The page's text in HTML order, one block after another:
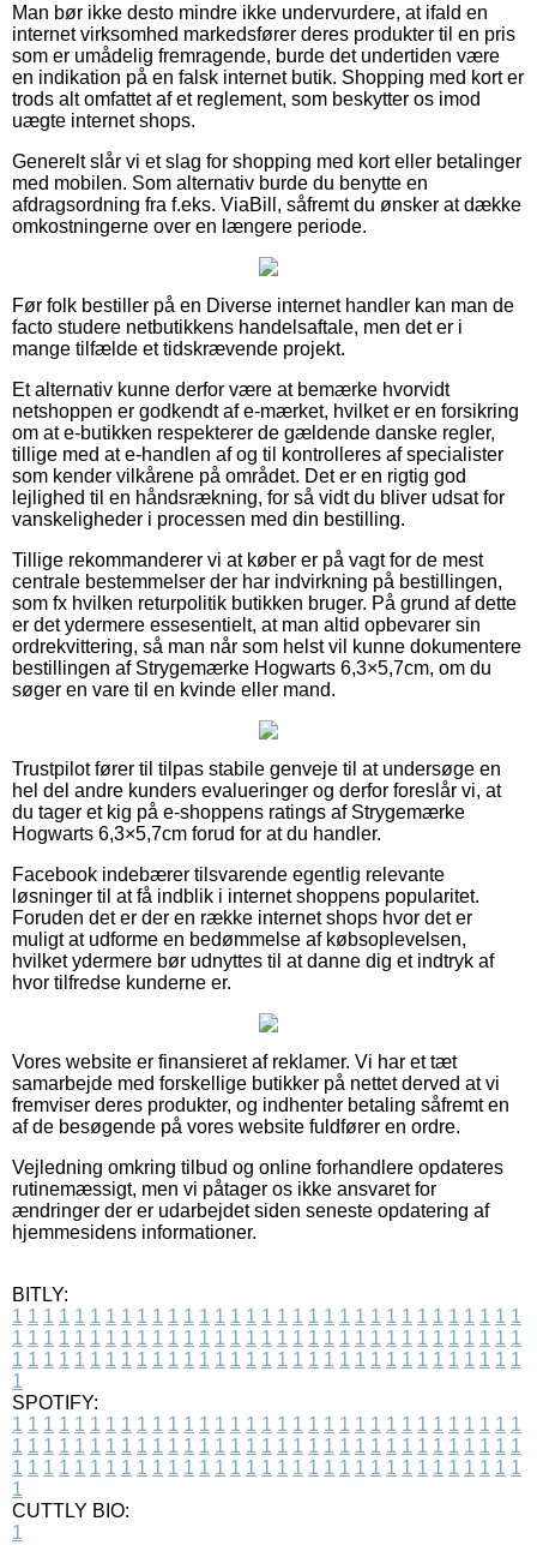
Man bør ikke desto mindre ikke undervurdere, at ifald en
internet virksomhed markedsfører deres produkter til en pris
som er umådelig fremragende, burde det undertiden være
en indikation på en falsk internet butik. Shopping med kort er
trods alt omfattet af et reglement, som beskytter os imod
uægte internet shops.
Generelt slår vi et slag for shopping med kort eller betalinger
med mobilen. Som alternativ burde du benytte en
afdragsordning fra f.eks. ViaBill, såfremt du ønsker at dække
omkostningerne over en længere periode.
Før folk bestiller på en Diverse internet handler kan man de
facto studere netbutikkens handelsaftale, men det er i
mange tilfælde et tidskrævende projekt.
Et alternativ kunne derfor være at bemærke hvorvidt
netshoppen er godkendt af e-mærket, hvilket er en forsikring
om at e-butikken respekterer de gældende danske regler,
tillige med at e-handlen af og til kontrolleres af specialister
som kender vilkårene på området. Det er en rigtig god
lejlighed til en håndsrækning, for så vidt du bliver udsat for
vanskeligheder i processen med din bestilling.
Tillige rekommanderer vi at køber er på vagt for de mest
centrale bestemmelser der har indvirkning på bestillingen,
som fx hvilken returpolitik butikken bruger. På grund af dette
er det ydermere essesentielt, at man altid opbevarer sin
ordrekvittering, så man når som helst vil kunne dokumentere
bestillingen af Strygemærke Hogwarts 6,3×5,7cm, om du
søger en vare til en kvinde eller mand.
Trustpilot fører til tilpas stabile genveje til at undersøge en
hel del andre kunders evalueringer og derfor foreslår vi, at
du tager et kig på e-shoppens ratings af Strygemærke
Hogwarts 6,3×5,7cm forud for at du handler.
Facebook indebærer tilsvarende egentlig relevante
løsninger til at få indblik i internet shoppens popularitet.
Foruden det er der en række internet shops hvor det er
muligt at udforme en bedømmelse af købsoplevelsen,
hvilket ydermere bør udnyttes til at danne dig et indtryk af
hvor tilfredse kunderne er.
Vores website er finansieret af reklamer. Vi har et tæt
samarbejde med forskellige butikker på nettet derved at vi
fremviser deres produkter, og indhenter betaling såfremt en
af de besøgende på vores website fuldfører en ordre.
Vejledning omkring tilbud og online forhandlere opdateres
rutinemæssigt, men vi påtager os ikke ansvaret for
ændringer der er udarbejdet siden seneste opdatering af
hjemmesidens informationer.
BITLY:
1 1 1 1 1 1 1 1 1 1 1 1 1 1 1 1 1 1 1 1 1 1 1 1 1 1 1 1 1 1 1 1 1
1 1 1 1 1 1 1 1 1 1 1 1 1 1 1 1 1 1 1 1 1 1 1 1 1 1 1 1 1 1 1 1 1
1 1 1 1 1 1 1 1 1 1 1 1 1 1 1 1 1 1 1 1 1 1 1 1 1 1 1 1 1 1 1 1 1
1
SPOTIFY:
1 1 1 1 1 1 1 1 1 1 1 1 1 1 1 1 1 1 1 1 1 1 1 1 1 1 1 1 1 1 1 1 1
1 1 1 1 1 1 1 1 1 1 1 1 1 1 1 1 1 1 1 1 1 1 1 1 1 1 1 1 1 1 1 1 1
1 1 1 1 1 1 1 1 1 1 1 1 1 1 1 1 1 1 1 1 1 1 1 1 1 1 1 1 1 1 1 1 1
1
CUTTLY BIO:
1